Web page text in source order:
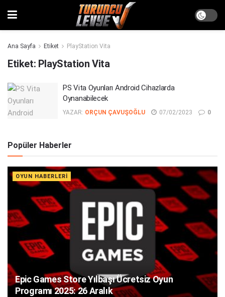
Ana Sayfa Etiket PlayStation Vita
Etiket: PlayStation Vita
PS Vita Oyunları Android Cihazlarda
Oynanabilecek
YAZAR: ORÇUN ÇAVUŞOĞLU 07/02/2023 0
Popüler Haberler
OYUN HABERLERI
Epic Games Store Yılbaşı Ücretsiz Oyun
Programı 2025: 26 Aralık